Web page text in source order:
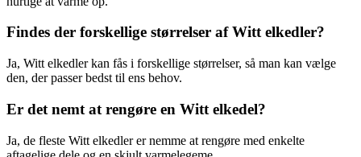
Findes der forskellige størrelser af Witt elkedler?
Ja, Witt elkedler kan fås i forskellige størrelser, så man kan vælge
den, der passer bedst til ens behov.
Er det nemt at rengøre en Witt elkedel?
Ja, de fleste Witt elkedler er nemme at rengøre med enkelte